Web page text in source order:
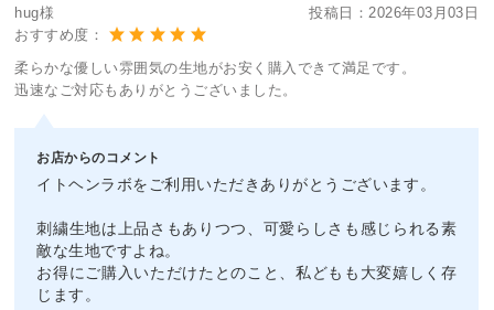
hug様 投稿日： 2026年03月03日
おすすめ度：
柔らかな優しい雰囲気の生地がお安く購入できて満足です。
迅速なご対応もありがとうございました。
お店からのコメント
イトヘンラボをご利用いただきありがとうございます。
刺繍生地は上品さもありつつ、可愛らしさも感じられる素
敵な生地ですよね。
お得にご購入いただけたとのこと、私どもも大変嬉しく存
じます。